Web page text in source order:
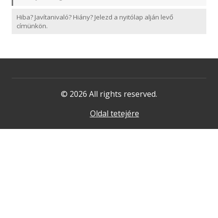
Hiba? Javítanivaló? Hiány? Jelezd a nyitólap alján levő
címünkön.
© 2026 All rights reserved.
Oldal tetejére